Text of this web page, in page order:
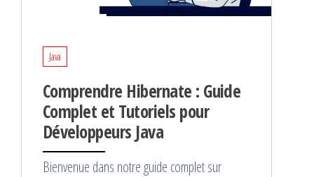
Java
Comprendre Hibernate : Guide
Complet et Tutoriels pour
Développeurs Java
Bienvenue dans notre guide complet sur